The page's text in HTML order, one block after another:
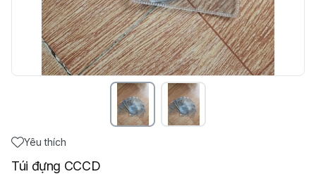
Yêu thích
Túi đựng CCCD